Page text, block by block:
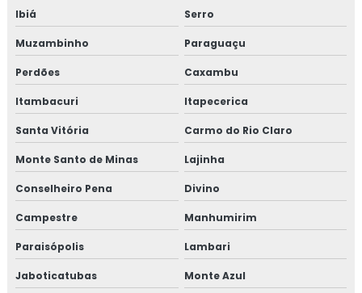
Ibiá Serro
Muzambinho Paraguaçu
Perdões Caxambu
Itambacuri Itapecerica
Santa Vitória Carmo do Rio Claro
Monte Santo de Minas Lajinha
Conselheiro Pena Divino
Campestre Manhumirim
Paraisópolis Lambari
Jaboticatubas Monte Azul